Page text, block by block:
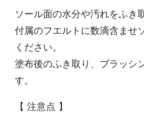
ソール面の水分や汚れをふき
付属のフエルトに数滴含ませ
ください。
塗布後のふき取り、ブラッシ
す。
【 注意点 】